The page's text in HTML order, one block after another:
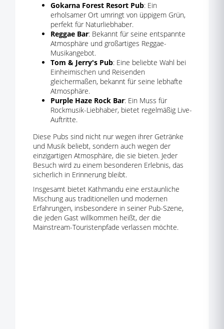
Gokarna Forest Resort Pub: Ein
erholsamer Ort umringt von üppigem Grün,
perfekt für Naturliebhaber.
Reggae Bar: Bekannt für seine entspannte
Atmosphäre und großartiges Reggae-
Musikangebot.
Tom & Jerry's Pub: Eine beliebte Wahl bei
Einheimischen und Reisenden
gleichermaßen, bekannt für seine lebhafte
Atmosphäre.
Purple Haze Rock Bar: Ein Muss für
Rockmusik-Liebhaber, bietet regelmäßig Live-
Auftritte.
Diese Pubs sind nicht nur wegen ihrer Getränke
und Musik beliebt, sondern auch wegen der
einzigartigen Atmosphäre, die sie bieten. Jeder
Besuch wird zu einem besonderen Erlebnis, das
sicherlich in Erinnerung bleibt.
Insgesamt bietet Kathmandu eine erstaunliche
Mischung aus traditionellen und modernen
Erfahrungen, insbesondere in seiner Pub-Szene,
die jeden Gast willkommen heißt, der die
Mainstream-Touristenpfade verlassen möchte.